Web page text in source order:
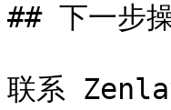
## 下一步
联系